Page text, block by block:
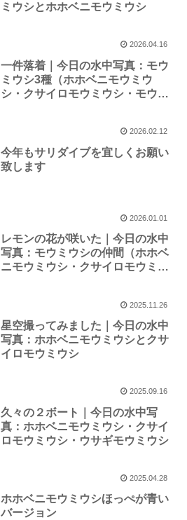
ミウシとホホベニモウミウシ
2026.04.16
一件落着｜今日の水中写真：モウ
ミウシ3種（ホホベニモウミウ
シ・クサイロモウミウシ・モウミ
2026.02.12
今年もサリダイブを宜しくお願い
致します
2026.01.01
レモンの花が咲いた｜今日の水中
写真：モウミウシの仲間（ホホベ
ニモウミウシ・クサイロモウミウ
2025.11.26
星空撮ってみました｜今日の水中
写真：ホホベニモウミウシとクサ
イロモウミウシ
2025.09.16
久々の２ボート｜今日の水中写
真：ホホベニモウミウシ・クサイ
ロモウミウシ・ウサギモウミウシ
2025.04.28
ホホベニモウミウシほっぺが青い
バージョン